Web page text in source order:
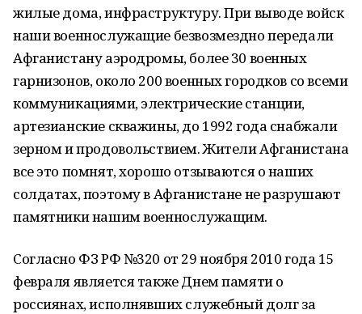
жилые дома, инфраструктуру. При выводе войск
наши военнослужащие безвозмездно передали
Афганистану аэродромы, более 30 военных
гарнизонов, около 200 военных городков со всеми
коммуникациями, электрические станции,
артезианские скважины, до 1992 года снабжали
зерном и продовольствием. Жители Афганистана
все это помнят, хорошо отзываются о наших
солдатах, поэтому в Афганистане не разрушают
памятники нашим военнослужащим.
Согласно ФЗ РФ №320 от 29 ноября 2010 года 15
февраля является также Днем памяти о
россиянах, исполнявших служебный долг за